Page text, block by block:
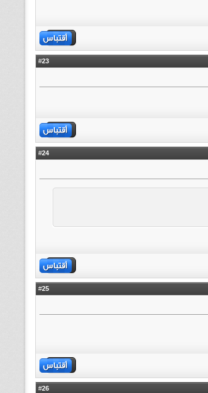
23
24
25
26